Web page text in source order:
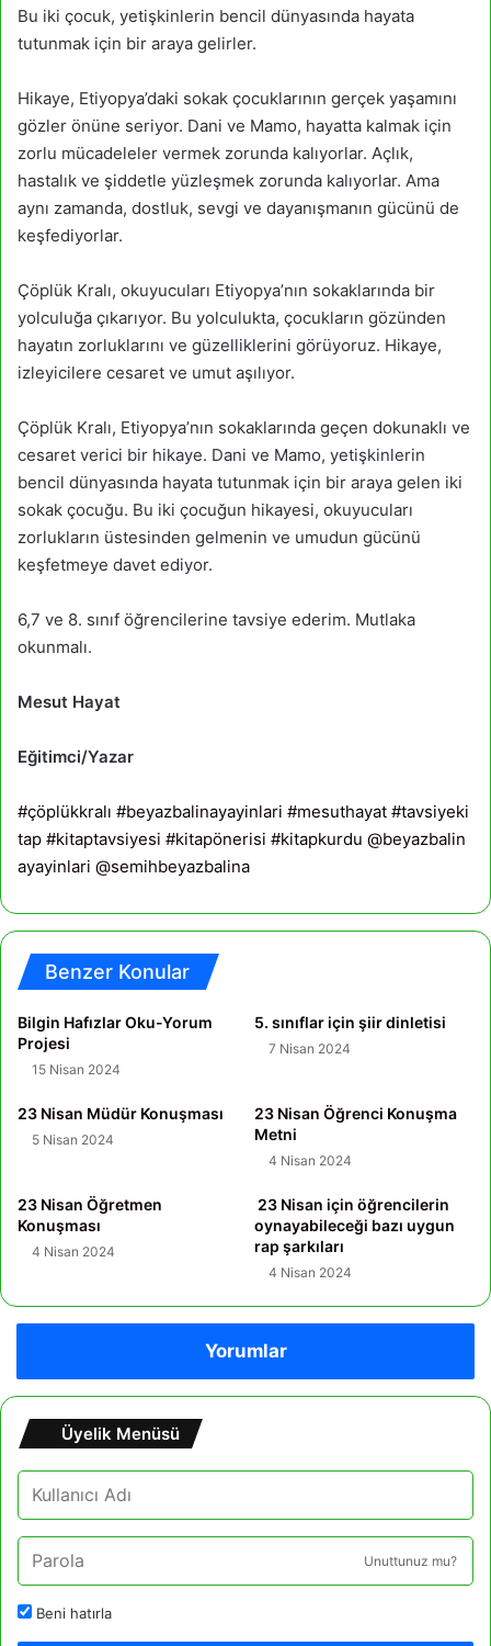
Bu iki çocuk, yetişkinlerin bencil dünyasında hayata
tutunmak için bir araya gelirler.
Hikaye, Etiyopya’daki sokak çocuklarının gerçek yaşamını
gözler önüne seriyor. Dani ve Mamo, hayatta kalmak için
zorlu mücadeleler vermek zorunda kalıyorlar. Açlık,
hastalık ve şiddetle yüzleşmek zorunda kalıyorlar. Ama
aynı zamanda, dostluk, sevgi ve dayanışmanın gücünü de
keşfediyorlar.
Çöplük Kralı, okuyucuları Etiyopya’nın sokaklarında bir
yolculuğa çıkarıyor. Bu yolculukta, çocukların gözünden
hayatın zorluklarını ve güzelliklerini görüyoruz. Hikaye,
izleyicilere cesaret ve umut aşılıyor.
Çöplük Kralı, Etiyopya’nın sokaklarında geçen dokunaklı ve
cesaret verici bir hikaye. Dani ve Mamo, yetişkinlerin
bencil dünyasında hayata tutunmak için bir araya gelen iki
sokak çocuğu. Bu iki çocuğun hikayesi, okuyucuları
zorlukların üstesinden gelmenin ve umudun gücünü
keşfetmeye davet ediyor.
6,7 ve 8. sınıf öğrencilerine tavsiye ederim. Mutlaka
okunmalı.
Mesut Hayat
Eğitimci/Yazar
#çöplükkralı #beyazbalinayayinlari #mesuthayat #tavsiyeki
tap #kitaptavsiyesi #kitapönerisi #kitapkurdu @beyazbalin
ayayinlari @semihbeyazbalina
Benzer Konular
Bilgin Hafızlar Oku-Yorum
Projesi
15 Nisan 2024
5. sınıflar için şiir dinletisi
7 Nisan 2024
23 Nisan Müdür Konuşması
5 Nisan 2024
23 Nisan Öğrenci Konuşma
Metni
4 Nisan 2024
23 Nisan Öğretmen
Konuşması
4 Nisan 2024
23 Nisan için öğrencilerin
oynayabileceği bazı uygun
rap şarkıları
4 Nisan 2024
Yorumlar
Üyelik Menüsü
Unuttunuz mu?
Beni hatırla